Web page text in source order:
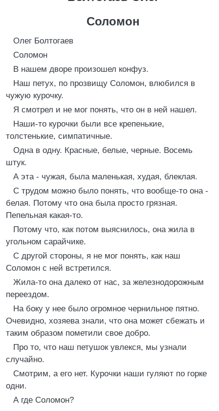
Соломон
Олег Болтогаев
Соломон
В нашем дворе произошел конфуз.
Наш петух, по прозвищу Соломон, влюбился в
чужую курочку.
Я смотрел и не мог понять, что он в ней нашел.
Наши-то курочки были все крепенькие,
толстенькие, симпатичные.
Одна в одну. Красные, белые, черные. Восемь
штук.
А эта - чужая, была маленькая, худая, блеклая.
С трудом можно было понять, что вообще-то она -
белая. Потому что она была просто грязная.
Пепельная какая-то.
Потому что, как потом выяснилось, она жила в
угольном сарайчике.
С другой стороны, я не мог понять, как наш
Соломон с ней встретился.
Жила-то она далеко от нас, за железнодорожным
переездом.
На боку у нее было огромное чернильное пятно.
Очевидно, хозяева знали, что она может сбежать и
таким образом пометили свое добро.
Про то, что наш петушок увлекся, мы узнали
случайно.
Смотрим, а его нет. Курочки наши гуляют по горке
одни.
А где Соломон?